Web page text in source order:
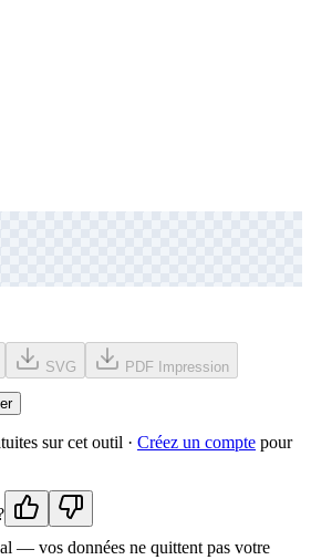
SVG PDF Impression
s sur cet outil · Créez un compte pour
— vos données ne quittent pas votre